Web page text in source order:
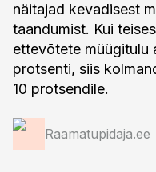
näitajad kevadisest
taandumist. Kui
ettevõtete müügitulu
protsenti, siis
10 protsendile.
Raamatupidaja.ee